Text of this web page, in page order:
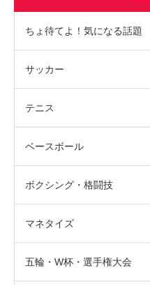
ちょ待てよ！気になる話題
サッカー
テニス
ベースボール
ボクシング・格闘技
マネタイズ
五輪・W杯・選手権大会